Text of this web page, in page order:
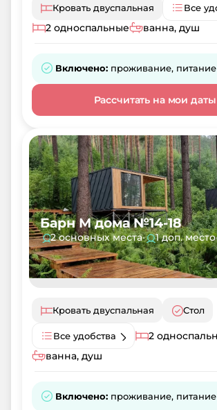
Кровать двуспальная
Все
2 односпальные
ванна, душ
Включено: проживание,
Рассчитать на мои даты
Барн М дома №14-18
2 основных места• 1 доп. место
Кровать двуспальная Стол
Все удобства
2
ванна, душ
Включено: проживание,